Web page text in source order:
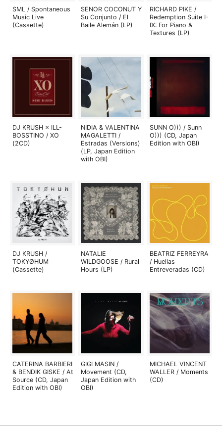
SML / Spontaneous
Music Live
(Cassette)
SENOR COCONUT Y
Su Conjunto / El
Baile Alemán (LP)
RICHARD PIKE /
Redemption Suite I-
IX: For Piano &
Textures (LP)
DJ KRUSH × ILL-
BOSSTINO / XO
(2CD)
NIDIA & VALENTINA
MAGALETTI /
Estradas (Versions)
(LP, Japan Edition
with OBI)
SUNN O))) / Sunn
O))) (CD, Japan
Edition with OBI)
DJ KRUSH /
TOKYØHUM
(Cassette)
NATALIE
WILDGOOSE / Rural
Hours (LP)
BEATRIZ FERREYRA
/ Huellas
Entreveradas (CD)
CATERINA BARBIERI
& BENDIK GISKE / At
Source (CD, Japan
Edition with OBI)
GIGI MASIN /
Movement (CD,
Japan Edition with
OBI)
MICHAEL VINCENT
WALLER / Moments
(CD)